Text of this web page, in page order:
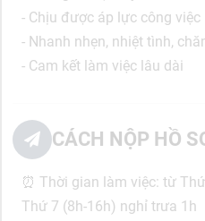
- Chịu được áp lực công việc
- Nhanh nhẹn, nhiệt tình,
- Cam kết làm việc lâu dài
CÁCH NỘP HỒ
⏰ Thời gian làm việc: từ
Thứ 7 (8h-16h) nghỉ trưa 1h